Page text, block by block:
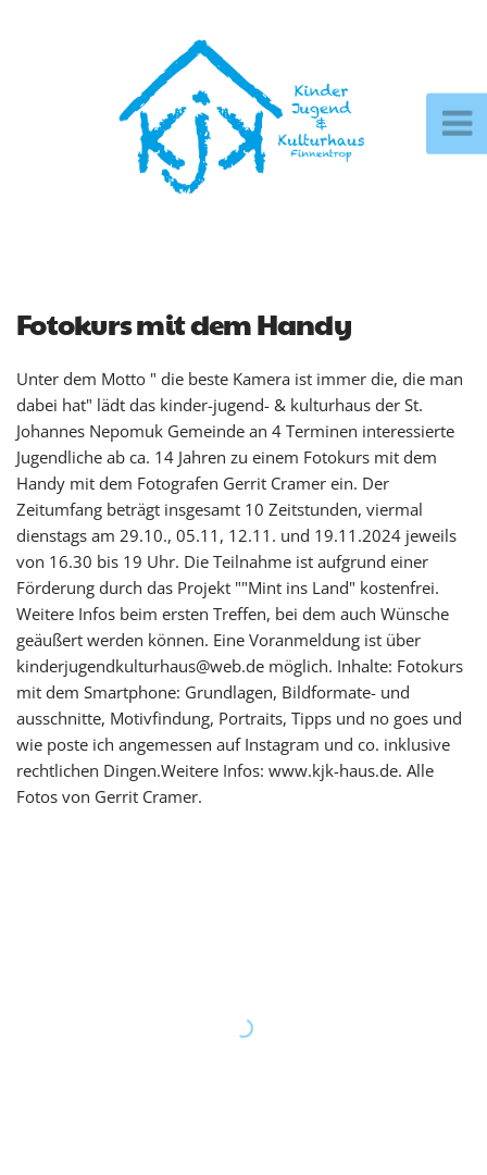
Fotokurs mit dem Handy
Unter dem Motto " die beste Kamera ist immer die, die man
dabei hat" lädt das kinder-jugend- & kulturhaus der St.
Johannes Nepomuk Gemeinde an 4 Terminen interessierte
Jugendliche ab ca. 14 Jahren zu einem Fotokurs mit dem
Handy mit dem Fotografen Gerrit Cramer ein. Der
Zeitumfang beträgt insgesamt 10 Zeitstunden, viermal
dienstags am 29.10., 05.11, 12.11. und 19.11.2024 jeweils
von 16.30 bis 19 Uhr. Die Teilnahme ist aufgrund einer
Förderung durch das Projekt ""Mint ins Land" kostenfrei.
Weitere Infos beim ersten Treffen, bei dem auch Wünsche
geäußert werden können. Eine Voranmeldung ist über
kinderjugendkulturhaus@web.de möglich. Inhalte: Fotokurs
mit dem Smartphone: Grundlagen, Bildformate- und
ausschnitte, Motivfindung, Portraits, Tipps und no goes und
wie poste ich angemessen auf Instagram und co. inklusive
rechtlichen Dingen.Weitere Infos: www.kjk-haus.de. Alle
Fotos von Gerrit Cramer.